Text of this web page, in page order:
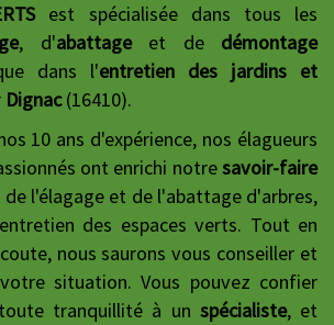
est spécialisée dans tous les
, d'abattageet de démontage
dans l'entretien des jardins et
Dignac(16410).
10 ans d'expérience, nos élagueurs
ont enrichi notresavoir-faire
de l'élagage et de l'abattage d'arbres,
des espaces verts. Tout en
nous saurons vous conseiller et
situation. Vous pouvez confier
tranquillité à un spécialiste, et